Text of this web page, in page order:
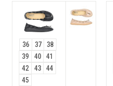
36 37
38
39
40
41
42
43
44
45